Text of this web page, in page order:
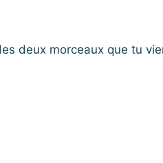
deux morceaux que tu